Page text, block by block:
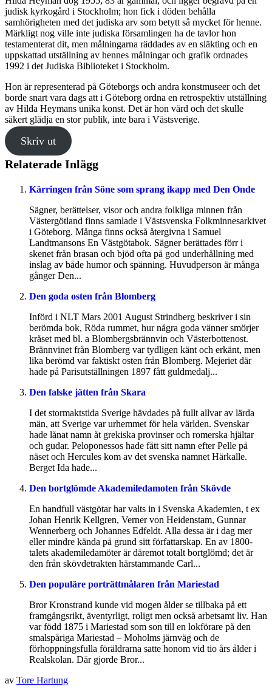
judisk kyrkogård i Stockholm; hon fick i döden behålla
samhörigheten med det judiska arv som betytt så mycket för henne.
Märkligt nog ville inte judiska församlingen ha de tavlor hon
testamenterat dit, men målningarna räddades av en släkting och en
uppskattad utställning av hennes målningar och grafik ordnades
1992 i det Judiska Biblioteket i Stockholm.
Hon är representerad på Göteborgs och andra konstmuseer och det
borde snart vara dags att i Göteborg ordna en retrospektiv utställning
av Hilda Heymans unika konst. Det är hon värd och det skulle
säkert glädja en stor publik, inte bara i Västsverige.
Skriv ut
Relaterade Inlägg
Kärringen från Söne som sprang ikapp med Den Onde
Sägner, berättelser, visor och andra folkliga minnen från
Västergötland finns samlade i Västsvenska Folkminnesarkivet
i Göteborg. Många finns också återgivna i Samuel
Landtmansons En Västgötabok. Sägner berättades förr i
skenet från brasan och bjöd ofta på god underhållning med
inslag av både humor och spänning. Huvudperson är många
gånger Den...
Den goda osten från Blomberg
Införd i NLT Mars 2001 August Strindberg beskriver i sin
berömda bok, Röda rummet, hur några goda vänner smörjer
kråset med bl. a Blombergsbrännvin och Västerbottenost.
Brännvinet från Blomberg var tydligen känt och erkänt, men
lika berömd var faktiskt osten från Blomberg. Mejeriet där
hade på Parisutställningen 1897 fått guldmedalj...
Den falske jätten från Skara
I det stormaktstida Sverige hävdades på fullt allvar av lärda
män, att Sverige var urhemmet för hela världen. Svenskar
hade lånat namn åt grekiska provinser och romerska hjältar
och gudar. Peloponessos hade fått sitt namn efter Pelle på
näset och Hercules kom av det svenska namnet Härkalle.
Berget Ida hade...
Den bortglömde Akademiledamoten från Skövde
En handfull västgötar har valts in i Svenska Akademien, t ex
Johan Henrik Kellgren, Verner von Heidenstam, Gunnar
Wennerberg och Johannes Edfeldt. Alla dessa är i dag mer
eller mindre kända på grund sitt författarskap. En av 1800-
talets akademiledamöter är däremot totalt bortglömd; det är
den från skövdetrakten härstammande Carl...
Den populäre porträttmålaren från Mariestad
Bror Kronstrand kunde vid mogen ålder se tillbaka på ett
framgångsrikt, äventyrligt, roligt men också arbetsamt liv. Han
var född 1875 i Mariestad som son till en lokförare på den
smalspåriga Mariestad – Moholms järnväg och de
förhoppningsfulla föräldrarna satte honom vid tio års ålder i
Realskolan. Där gjorde Bror...
av Tore Hartung